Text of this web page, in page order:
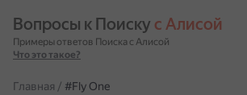
Вопросы к Поиску с Алисой
Примеры ответов Поиска с Алисой
Что это такое?
Главная / #Fly One